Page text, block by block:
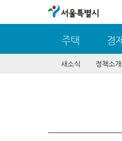
서울특별시
주택 경제
새소식 정책소개